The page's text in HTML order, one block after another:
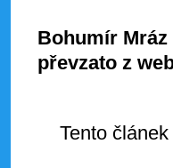
Bohumír Mráz
převzato z
Tento